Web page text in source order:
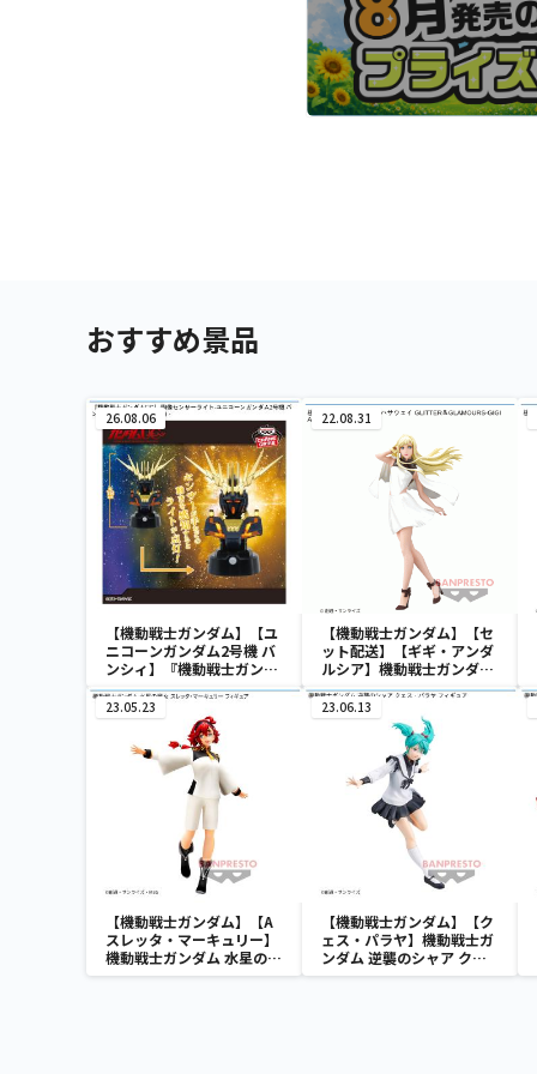
おすすめ景品
26.08.06
【機動戦士ガンダム】【ユ
ニコーンガンダム2号機 バ
ンシィ】『機動戦士ガンダ
ムUC』 胸像センサーライ
ト-ユニコーンガンダム2号
機 バンシィ（デストロイモ
ード）-
22.08.31
【機動戦士ガンダム】【セ
ット配送】【ギギ・アンダ
ルシア】機動戦士ガンダム
閃光のハサウェイ
GLITTER＆GLAMOURS-
GIGI ANDALUCIA-
23.05.23
【機動戦士ガンダム】【A
スレッタ・マーキュリー】
機動戦士ガンダム 水星の魔
女 スレッタ・マーキュリー
23.06.13
【機動戦士ガンダム】【ク
ェス・パラヤ】機動戦士ガ
ンダム 逆襲のシャア クェ
ス・パラヤ フィギュア